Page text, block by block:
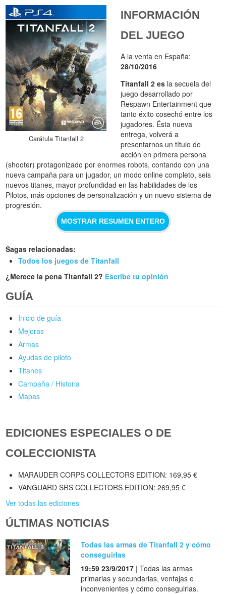
Carátula Titanfall 2
INFORMACIÓN
DEL JUEGO
A la venta en España:
28/10/2016
Titanfall 2 es la secuela del
juego desarrollado por
Respawn Entertainment que
tanto éxito cosechó entre los
jugadores. Ésta nueva
entrega, volverá a
presentarnos un título de
acción en primera persona
(shooter) protagonizado por enormes robots, contando con una
nueva campaña para un jugador, un modo online completo, seis
nuevos titanes, mayor profundidad en las habilidades de los
Pilotos, más opciones de personalización y un nuevo sistema de
progresión.
MOSTRAR RESUMEN ENTERO
Sagas relacionadas:
Todos los juegos de Titanfall
¿Merece la pena Titanfall 2? Escribe tu opinión
GUÍA
Inicio de guía
Mejoras
Armas
Ayudas de piloto
Titanes
Campaña / Historia
Mapas
EDICIONES ESPECIALES O DE
COLECCIONISTA
MARAUDER CORPS COLLECTORS EDITION: 169,95 €
VANGUARD SRS COLLECTORS EDITION: 269,95 €
Ver todas las ediciones
ÚLTIMAS NOTICIAS
Todas las armas de Titanfall 2 y cómo
conseguirlas
19:59 23/9/2017 | Todas las armas
primarias y secundarias, ventajas e
inconvenientes y cómo conseguirlas.